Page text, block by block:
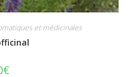
et médicinales
€